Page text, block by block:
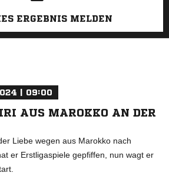
ERGEBNIS MELDEN
| 09:00
AUS MAROKKO AN DER
Liebe wegen aus Marokko nach
er Erstligaspiele gepfiffen, nun wagt er